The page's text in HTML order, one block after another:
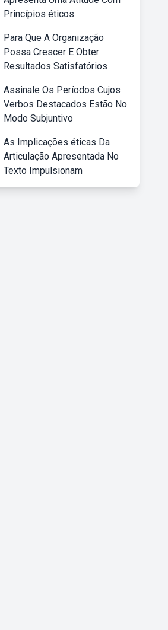
Princípios éticos
Para Que A Organização
Possa Crescer E Obter
Resultados Satisfatórios
Assinale Os Períodos Cujos
Verbos Destacados Estão No
Modo Subjuntivo
As Implicações éticas Da
Articulação Apresentada No
Texto Impulsionam